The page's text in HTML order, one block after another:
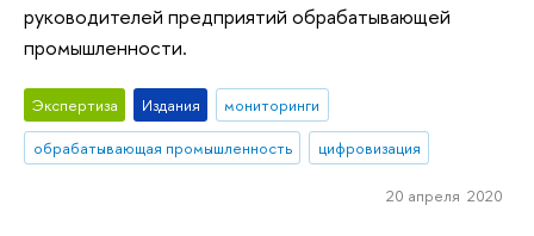
руководителей предприятий обрабатывающей
промышленности.
Экспертиза Издания
мониторинги
обрабатывающая промышленность
цифровизация
20 апреля 2020